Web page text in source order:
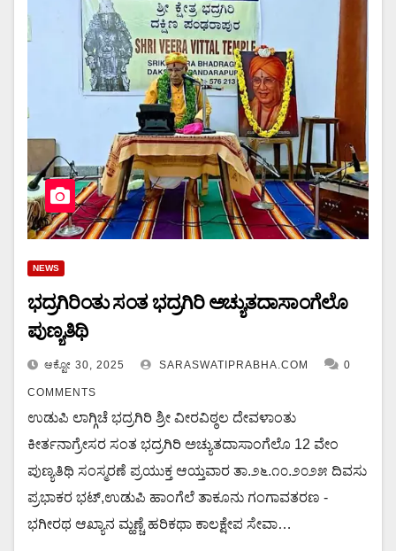
NEWS
ಭದ್ರಗಿರಿಂತು ಸಂತ ಭದ್ರಗಿರಿ ಅಚ್ಯುತದಾಸಾಂಗೆಲೊ
ಪುಣ್ಯತಿಥಿ
ಆಕ್ಟೋ 30, 2025 SARASWATIPRABHA.COM 0
COMMENTS
ಉಡುಪಿ ಲಾಗ್ಗಿಚೆ ಭದ್ರಗಿರಿ ಶ್ರೀ ವೀರವಿಠ್ಠಲ ದೇವಳಾಂತು
ಕೀರ್ತನಾಗ್ರೇಸರ ಸಂತ ಭದ್ರಗಿರಿ ಅಚ್ಯುತದಾಸಾಂಗೆಲೊ 12 ವೇಂ
ಪುಣ್ಯತಿಥಿ ಸಂಸ್ಮರಣೆ ಪ್ರಯುಕ್ತ ಆಯ್ತವಾರ ತಾ.೨೬.೧೦.೨೦೨೫ ದಿವಸು
ಪ್ರಭಾಕರ ಭಟ್,ಉಡುಪಿ ಹಾಂಗೆಲೆ ತಾಕೂನು ಗಂಗಾವತರಣ -
ಭಗೀರಥ ಆಖ್ಯಾನ ಮ್ಹಣ್ಚೆ ಹರಿಕಥಾ ಕಾಲಕ್ಷೇಪ ಸೇವಾ…